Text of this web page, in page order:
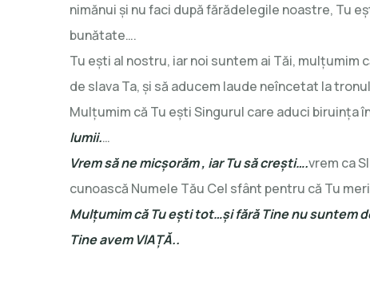
nimănui şi nu faci după fărădelegile noastre, Tu
bunătate….
Tu eşti al nostru, iar noi suntem ai Tăi, mulţumim
de slava Ta, şi să aducem laude neîncetat la
Mulţumim că Tu eşti Singurul care aduci biruinţa
lumii.…
Vrem să ne micşorăm , iar Tu să creşti….vrem ca
cunoască Numele Tău Cel sfânt pentru că Tu
Mulţumim că Tu eşti tot…şi fără Tine nu suntem
Tine avem VIAŢĂ..